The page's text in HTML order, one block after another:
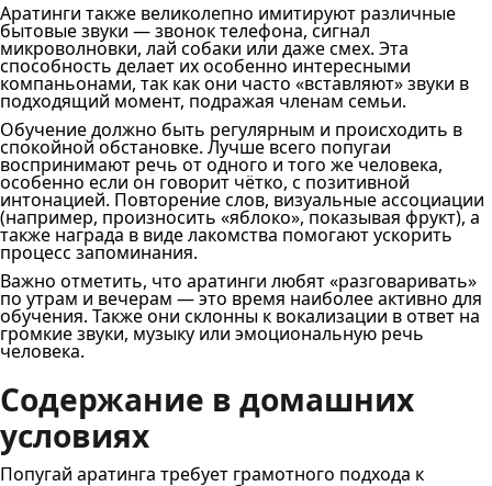
Аратинги также великолепно имитируют различные
бытовые звуки — звонок телефона, сигнал
микроволновки, лай собаки или даже смех. Эта
способность делает их особенно интересными
компаньонами, так как они часто «вставляют» звуки в
подходящий момент, подражая членам семьи.
Обучение должно быть регулярным и происходить в
спокойной обстановке. Лучше всего попугаи
воспринимают речь от одного и того же человека,
особенно если он говорит чётко, с позитивной
интонацией. Повторение слов, визуальные ассоциации
(например, произносить «яблоко», показывая фрукт), а
также награда в виде лакомства помогают ускорить
процесс запоминания.
Важно отметить, что аратинги любят «разговаривать»
по утрам и вечерам — это время наиболее активно для
обучения. Также они склонны к вокализации в ответ на
громкие звуки, музыку или эмоциональную речь
человека.
Содержание в домашних
условиях
Попугай аратинга требует грамотного подхода к